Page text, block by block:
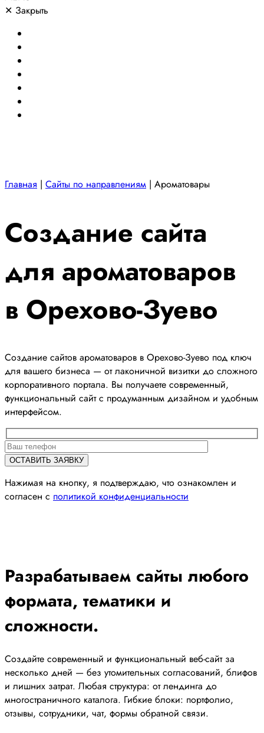
✕ Закрыть
Главная | Сайты по направлениям | Ароматовары
Создание сайта
для ароматоваров
в Орехово-Зуево
Создание сайтов ароматоваров в Орехово-Зуево под ключ
для вашего бизнеса — от лаконичной визитки до сложного
корпоративного портала. Вы получаете современный,
функциональный сайт с продуманным дизайном и удобным
интерфейсом.
Нажимая на кнопку, я подтверждаю, что ознакомлен и
согласен с политикой конфиденциальности
Разрабатываем сайты любого
формата, тематики и
сложности.
Создайте современный и функциональный веб-сайт за
несколько дней — без утомительных согласований, блифов
и лишних затрат. Любая структура: от лендинга до
многостраничного каталога. Гибкие блоки: портфолио,
отзывы, сотрудники, чат, формы обратной связи.